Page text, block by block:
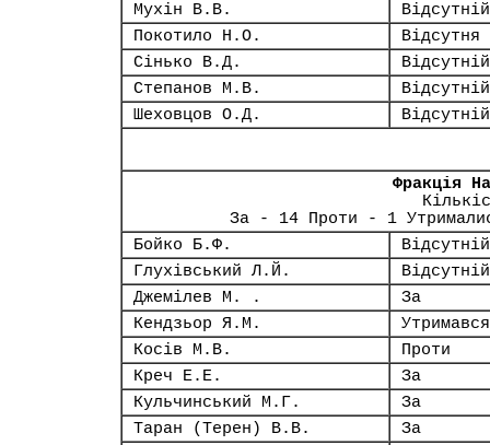
Мухін В.В.
Відсутній
Покотило Н.О.
Відсутня
Сінько В.Д.
Відсутній
Степанов М.В.
Відсутній
Шеховцов О.Д.
Відсутній
Фракція
За - 14 Проти - 1
Бойко Б.Ф.
Відсутній
Глухівський Л.Й.
Відсутній
Джемілев М. .
За
Кендзьор Я.М.
Утримався
Косів М.В.
Проти
Креч Е.Е.
За
Кульчинський М.Г.
За
Таран (Терен) В.В.
За